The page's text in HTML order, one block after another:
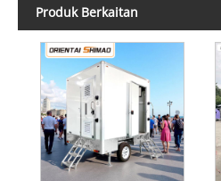
Produk Berkaitan